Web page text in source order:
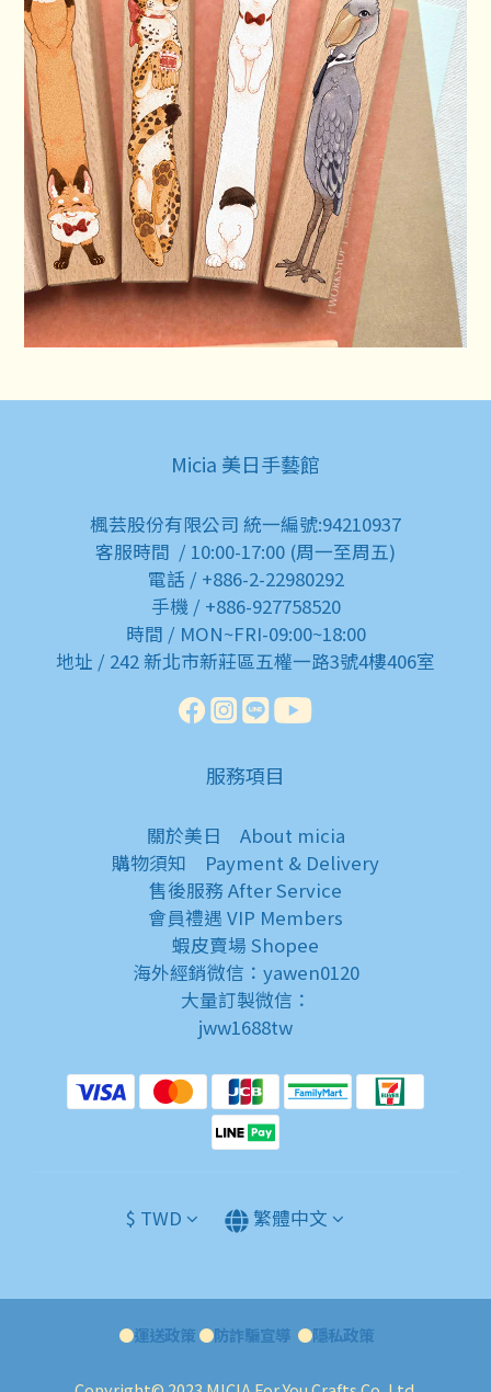
Micia 美日手藝館
楓芸股份有限公司 統一編號:94210937
客服時間 / 10:00-17:00 (周一至周五)
電話 / +886-2-22980292
手機 / +886-927758520
時間 / MON~FRI-09:00~18:00
地址 / 242 新北市新莊區五權一路3號4樓406室
服務項目
關於美日 About micia
購物須知 Payment & Delivery
售後服務 After Service
會員禮遇 VIP Members
蝦皮賣場 Shopee
海外經銷微信：yawen0120
大量訂製微信：
jww1688tw
$ TWD 繁體中文
●運送政策●防詐騙宣導●隱私政策